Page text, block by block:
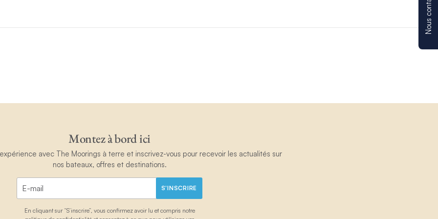
Montez à bord ici
avec The Moorings à terre et inscrivez-vous pour recevoir les actualités sur
nos bateaux, offres et destinations.
S'INSCRIRE
En cliquant sur “S’inscrire”, vous confirmez avoir lu et compris notre